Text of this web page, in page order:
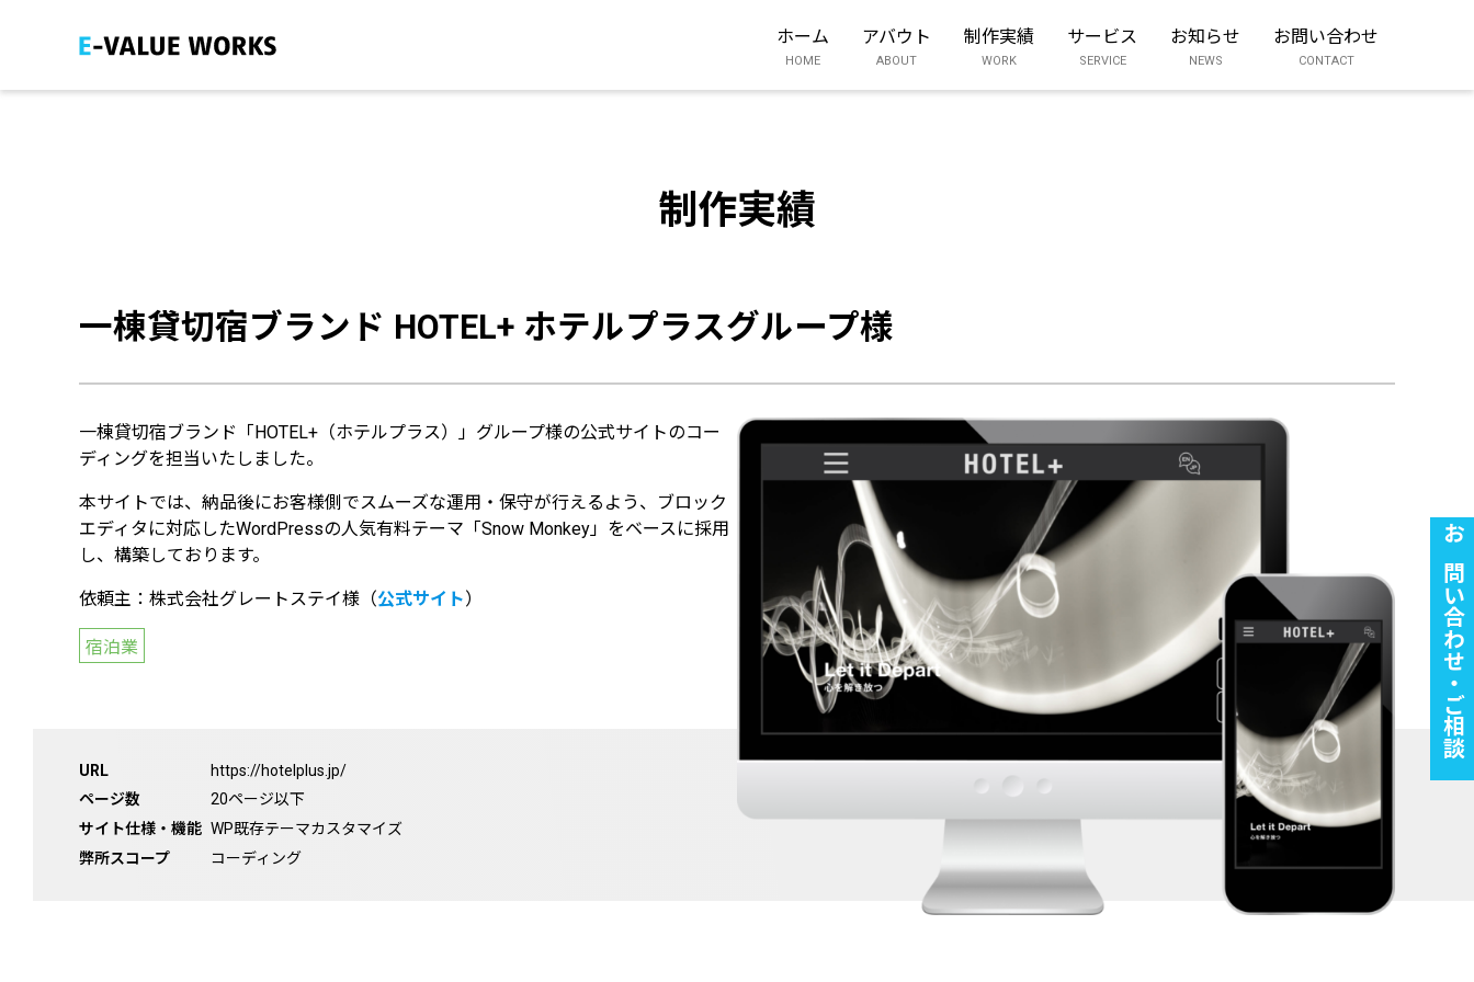
ホーム
HOME
アバウト
ABOUT
制作実績
WORK
サービス
SERVICE
お知らせ
NEWS
お問い合わせ
CONTACT
ホーム
HOME
お問い合わせ
制作実績
一棟貸切宿ブランド HOTEL+ ホテルプラスグループ様
一棟貸切宿ブランド「HOTEL+（ホテルプラス）」グループ様の公式サイトのコー
ディングを担当いたしました。
本サイトでは、納品後にお客様側でスムーズな運用・保守が行えるよう、ブロック
エディタに対応したWordPressの人気有料テーマ「Snow Monkey」をベースに採用
し、構築しております。
依頼主：株式会社グレートステイ様（公式サイト ）
宿泊業
URL
https://hotelplus.jp/
ページ数
20ページ以下
サイト仕様・機能 WP既存テーマカスタマイズ
弊所スコープ
コーディング
お問い合わせ・ご相談